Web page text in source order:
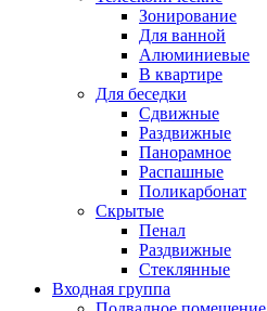
Зонирование
Для ванной
Алюминиевые
В квартире
Для беседки
Сдвижные
Раздвижные
Панорамное
Распашные
Поликарбонат
Скрытые
Пенал
Раздвижные
Стеклянные
Входная группа